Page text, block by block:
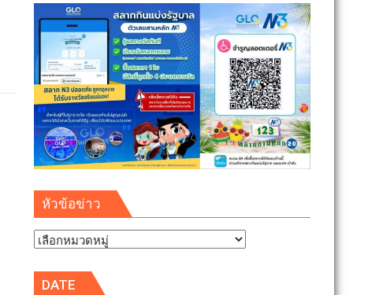
หัวข้อข่าว
หัวข้อ
DATE